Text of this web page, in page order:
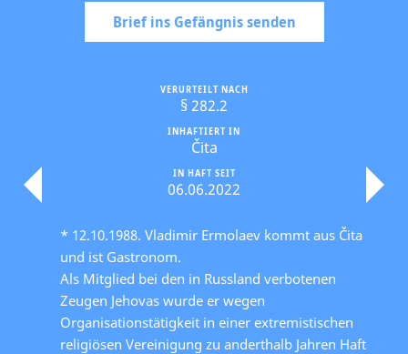
Brief ins Gefängnis senden
IN HAFT SEIT
06.06.2022
INHAFTIERT IN
Čita
VERURTEILT NACH
§ 282.2
* 12.10.1988. Vladimir Ermolaev kommt aus Čita
und ist Gastronom.
Als Mitglied bei den in Russland verbotenen
Zeugen Jehovas wurde er wegen
Organisationstätigkeit in einer extremistischen
religiösen Vereinigung zu anderthalb Jahren Haft